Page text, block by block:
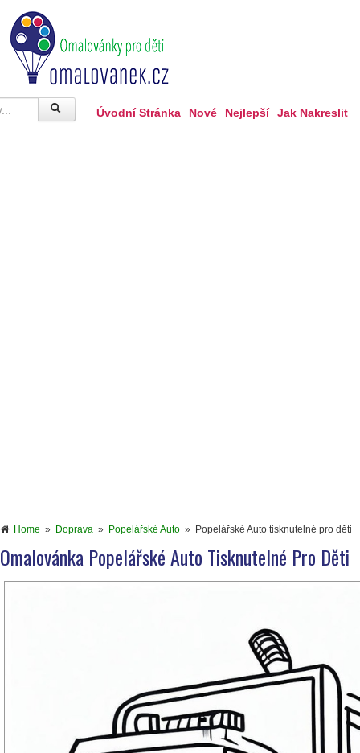
Úvodní Stránka Nové Nejlepší Jak Nakreslit
Home » Doprava » Popelářské Auto » Popelářské Auto tisknutelné pro děti
Omalovánka Popelářské Auto Tisknutelné Pro Děti